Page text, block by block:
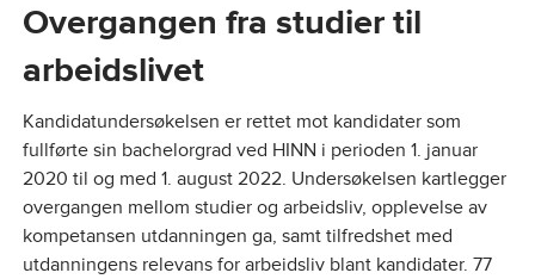
Overgangen fra studier til
arbeidslivet
Kandidatundersøkelsen er rettet mot kandidater som
fullførte sin bachelorgrad ved HINN i perioden 1. januar
2020 til og med 1. august 2022. Undersøkelsen kartlegger
overgangen mellom studier og arbeidsliv, opplevelse av
kompetansen utdanningen ga, samt tilfredshet med
utdanningens relevans for arbeidsliv blant kandidater. 77